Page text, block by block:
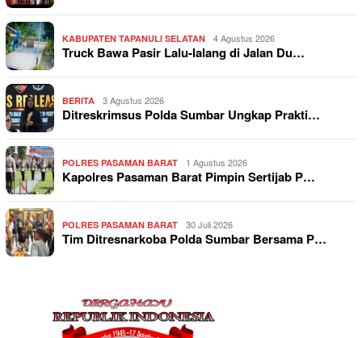
KABUPATEN TAPANULI SELATAN 4 Agustus 2026
Truck Bawa Pasir Lalu-lalang di Jalan Du…
BERITA 3 Agustus 2026
Ditreskrimsus Polda Sumbar Ungkap Prakti…
POLRES PASAMAN BARAT 1 Agustus 2026
Kapolres Pasaman Barat Pimpin Sertijab P…
POLRES PASAMAN BARAT 30 Juli 2026
Tim Ditresnarkoba Polda Sumbar Bersama P…